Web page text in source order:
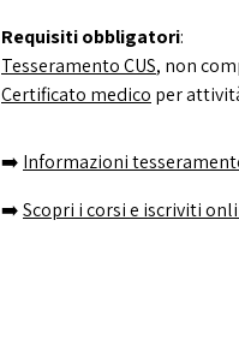
Requisiti obbligatori:
Tesseramento CUS, non
Certificato medico per
➡️ Informazioni
➡️Scopri i corsi e iscriviti